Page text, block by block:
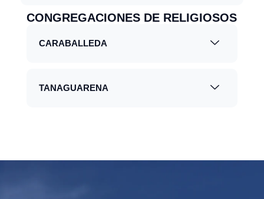
CONGREGACIONES DE RELIGIOSOS
CARABALLEDA
TANAGUARENA